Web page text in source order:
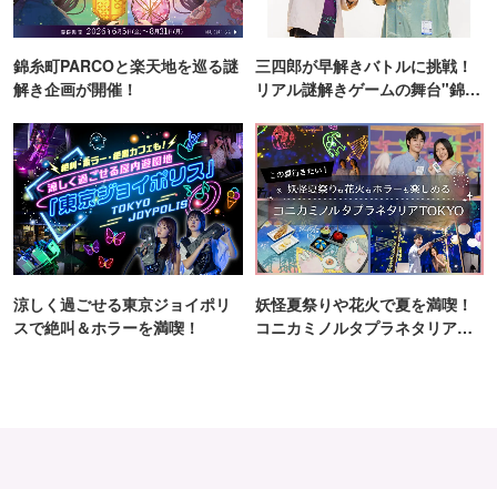
錦糸町PARCOと楽天地を巡る謎
解き企画が開催！
三四郎が早解きバトルに挑戦！
リアル謎解きゲームの舞台"錦糸
涼しく過ごせる東京ジョイポリ
スで絶叫＆ホラーを満喫！
妖怪夏祭りや花火で夏を満喫！
コニカミノルタプラネタリア